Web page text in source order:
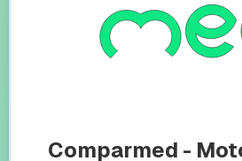
Comparmed -